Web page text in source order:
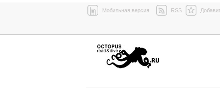
Мобильная версия RSS